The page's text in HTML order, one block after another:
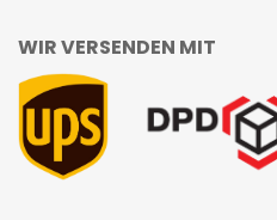
WIR VERSENDEN MIT